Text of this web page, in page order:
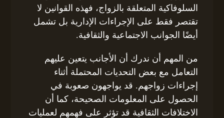
السلوفاكية المتعلقة بالزواج، فهذه القوانين لا
تقتصر فقط على الإجراءات الإدارية بل تشمل
أيضًا الجوانب الاجتماعية والثقافية.
من المهم أن ندرك أن الأجانب يتعين عليهم
التعامل مع بعض التحديات المحتملة أثناء
إجراءات زواجهم. قد يواجهون صعوبة في
الحصول على المعلومات الصحيحة، كما أن
الاختلافات الثقافية قد تؤثر على فهمهم لعمليات